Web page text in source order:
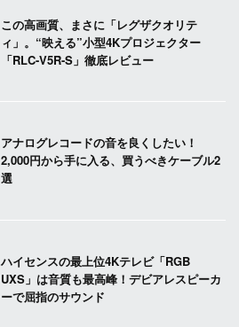
この高画質、まさに「レグザクオリテ
ィ」。“映える”小型4Kプロジェクター
「RLC-V5R-S」徹底レビュー
アナログレコードの音を良くしたい！
2,000円から手に入る、買うべきケーブル2
選
ハイセンスの最上位4Kテレビ「RGB
UXS」は音質も最高峰！デビアレスピーカ
ーで屈指のサウンド